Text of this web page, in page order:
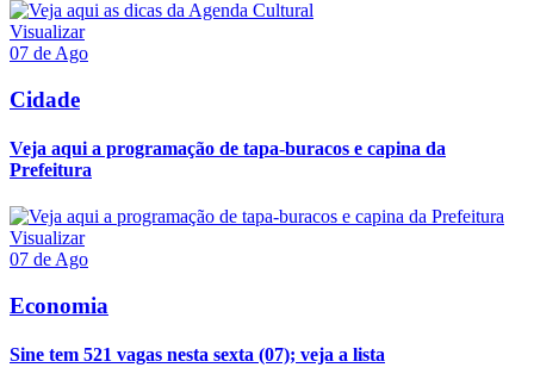
Visualizar
07 de Ago
Cidade
Veja aqui a programação de tapa-buracos e capina da
Prefeitura
Visualizar
07 de Ago
Economia
Sine tem 521 vagas nesta sexta (07); veja a lista